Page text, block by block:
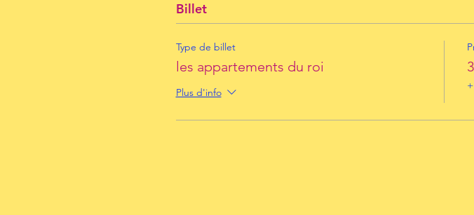
Billet
Type de billet
les appartements du roi
Plus d'info